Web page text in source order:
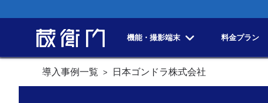
機能・撮影端末 料金プラン
導入事例一覧 日本ゴンドラ株式会社